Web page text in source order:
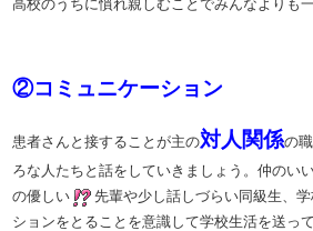
高校のうちに慣れ親しむことでみんなよりも
②コミュニケーション
患者さんと接することが主の対人関係の
ろな人たちと話をしていきましょう。仲のい
の優しい
先輩や少し話しづらい同級生、
ションをとることを意識して学校生活を送っ